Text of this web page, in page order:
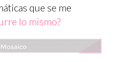
que se me
lo mismo?